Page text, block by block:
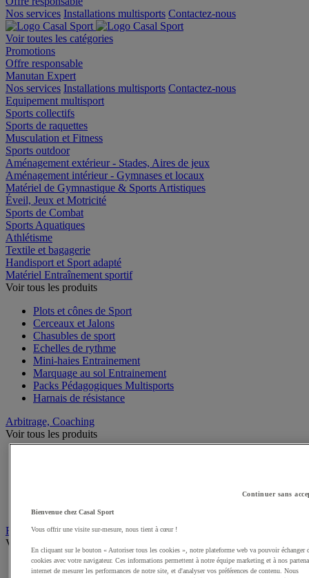
Nos services Installations multisports Contactez-nous
Voir toutes les catégories
Promotions
Offre responsable
Manutan Expert
Nos services Installations multisports Contactez-nous
Equipement multisport
Sports collectifs
Sports de raquettes
Musculation et Fitness
Sports outdoor
Aménagement extérieur - Stades, Aires de jeux
Aménagement intérieur - Gymnases et locaux
Matériel de Gymnastique & Sports Artistiques
Éveil, Jeux et Motricité
Sports de Combat
Sports Aquatiques
Athlétisme
Textile et bagagerie
Handisport et Sport adapté
Matériel Entraînement sportif
Voir tous les produits
Plots et cônes de Sport
Cerceaux et Jalons
Chasubles de sport
Echelles de rythme
Mini-haies Entrainement
Marquage au sol Entrainement
Packs Pédagogiques Multisports
Harnais de résistance
Arbitrage, Coaching
Voir tous les produits
Cartons, plaquettes et accessoires arbitre
Récompenses sportives
Voir tous les produits
Coupes et trophées sportifs
Continuer sans
Bienvenue chez Casal Sport
Vous offrir une visite sur-mesure, nous tient à cœur !
En cliquant sur le bouton « Autoriser tous les cookies », notre plateforme web va pouvoir échanger
cookies avec votre navigateur. Ces informations permettent à notre équipe marketing et à nos
internet de mesurer les performances de notre site, et d'analyser vos préférences de contenu. Nous